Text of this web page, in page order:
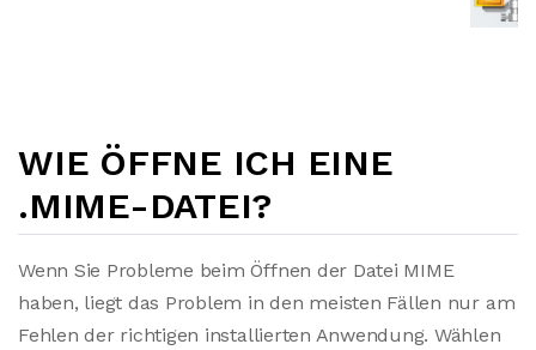
WIE ÖFFNE ICH EINE
.MIME-DATEI?
Wenn Sie Probleme beim Öffnen der Datei MIME
haben, liegt das Problem in den meisten Fällen nur am
Fehlen der richtigen installierten Anwendung. Wählen